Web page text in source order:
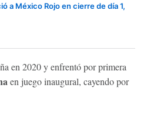
a México Rojo en cierre de día 1,
en 2020 y enfrentó por primera
en juego inaugural, cayendo por